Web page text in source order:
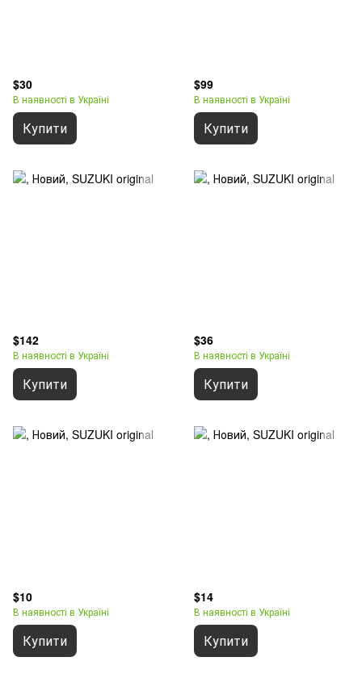
$30
В наявності в Україні
Купити
$99
В наявності в Україні
Купити
$142
В наявності в Україні
Купити
$36
В наявності в Україні
Купити
$10
В наявності в Україні
Купити
$14
В наявності в Україні
Купити